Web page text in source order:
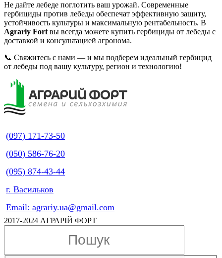
Не дайте лебеде поглотить ваш урожай. Современные
гербициды против лебеды обеспечат эффективную защиту,
устойчивость культуры и максимальную рентабельность. В
Agrariy Fort вы всегда можете купить гербициды от лебеды с
доставкой и консультацией агронома.
📞 Свяжитесь с нами — и мы подберем идеальный гербицид
от лебеды под вашу культуру, регион и технологию!
(097) 171-73-50
(050) 586-76-20
(095) 874-43-44
г. Васильков
Email: agrariy.ua@gmail.com
2017-2024 АГРАРІЙ ФОРТ